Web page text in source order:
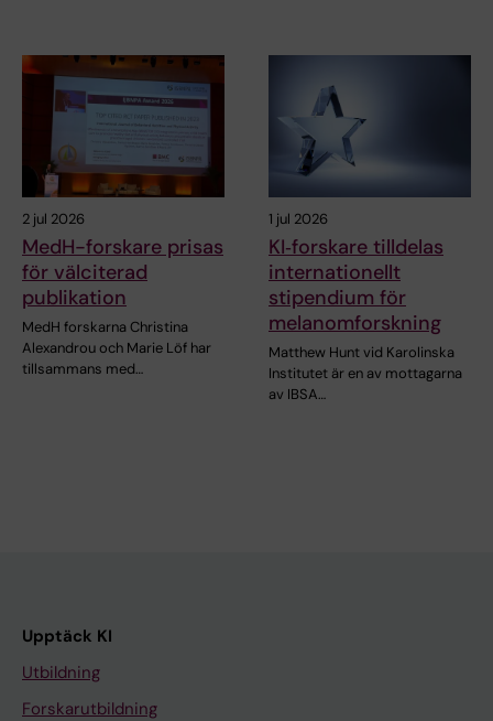
2 jul 2026
MedH-forskare prisas
för välciterad
publikation
MedH forskarna Christina
Alexandrou och Marie Löf har
tillsammans med…
1 jul 2026
KI‑forskare tilldelas
internationellt
stipendium för
melanomforskning
Matthew Hunt vid Karolinska
Institutet är en av mottagarna
av IBSA…
Upptäck KI
Utbildning
Forskarutbildning